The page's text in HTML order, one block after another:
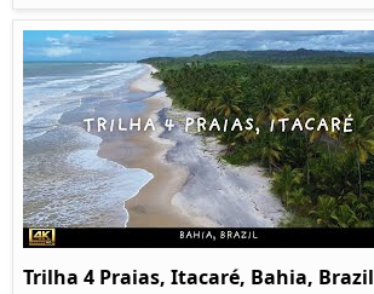
Trilha 4 Praias, Itacaré, Bahia, Brazil